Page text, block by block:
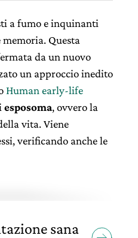
a fumo e inquinanti
Questa
da un nuovo
un approccio inedito
Human early-life
esposoma, ovverola
vita. Viene
verificando anche le
sana